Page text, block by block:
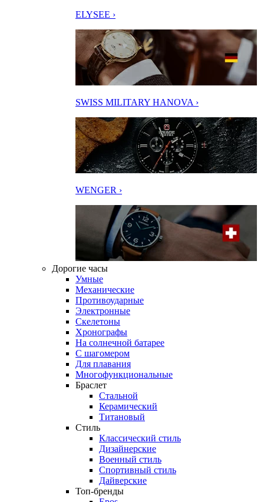
ELYSEE ›
SWISS MILITARY HANOVA ›
WENGER ›
Дорогие часы
Умные
Механические
Противоударные
Электронные
Скелетоны
Хронографы
На солнечной батарее
С шагомером
Для плавания
Многофункциональные
Браслет
Стальной
Керамический
Титановый
Стиль
Классический стиль
Дизайнерские
Военный стиль
Спортивный стиль
Дайверские
Топ-бренды